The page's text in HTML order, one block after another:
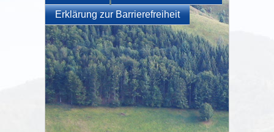
Erklärung zur Barrierefreiheit